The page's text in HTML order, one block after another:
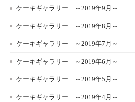
ケーキギャラリー ～2019年9月～
ケーキギャラリー ～2019年8月～
ケーキギャラリー ～2019年7月～
ケーキギャラリー ～2019年6月～
ケーキギャラリー ～2019年5月～
ケーキギャラリー ～2019年4月～